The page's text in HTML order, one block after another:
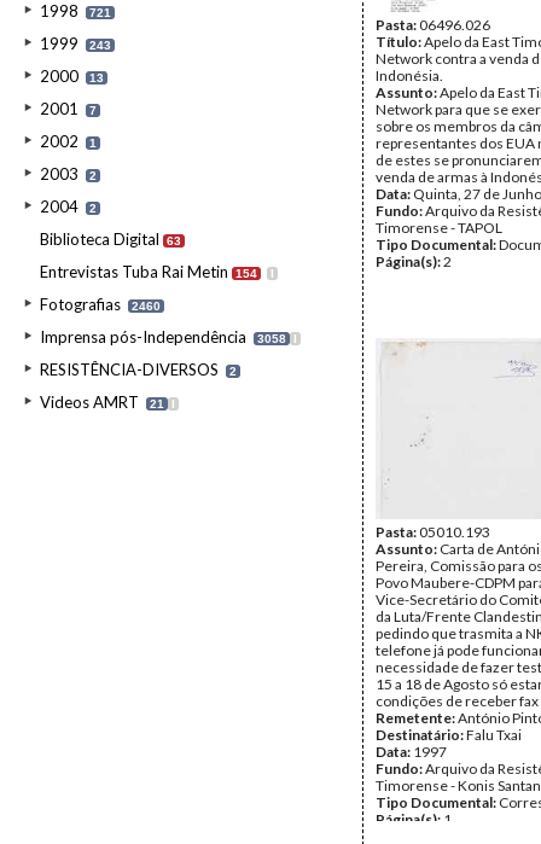
1998 721
1999 243
2000 13
2001 7
2002 1
2003 2
2004 2
Biblioteca Digital 63
Entrevistas Tuba Rai Metin 154 I
Fotografias 2460
Imprensa pós-Independência 3058 I
RESISTÊNCIA-DIVERSOS 2
Videos AMRT 21 I
Pasta:06496.026
Título:Apelo da East
Network contra a venda
Indonésia.
Assunto:Apelo da East
Network para que se
sobre os membros da
representantes dos EUA
de estes se
venda de armas à
Data: Quinta, 27 de
Fundo:Arquivo da
Timorense - TAPOL
Tipo Documental:
Página(s):2
Pasta:05010.193
Assunto: Carta de
Pereira, Comissão para
Povo Maubere-CDPM
Vice-Secretário do
da Luta/Frente
pedindo que trasmita a
telefone já pode
necessidade de fazer
15 a 18 de Agosto só
condições de receber fax
Remetente:António
Destinatário:Falu Txai
Data: 1997
Fundo:Arquivo da
Timorense - Konis
Tipo Documental:
Página(s): 1